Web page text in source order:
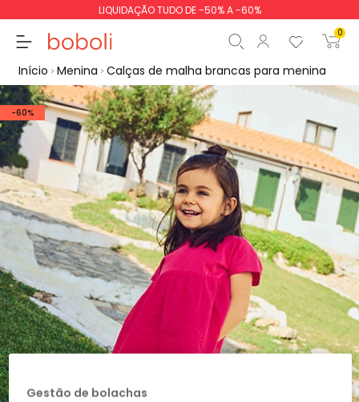
LIQUIDAÇÃO TUDO DE -50% A -60%
0
Subtotal 0,00 €
Total 0,00 €
Continua Iniciar ordem
Início Menina Calças de malha brancas para menina
-60%
Gestão de bolachas